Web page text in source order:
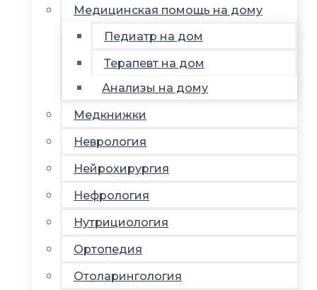
Медицинская помощь на дому
Педиатр на дом
Терапевт на дом
Анализы на дому
Медкнижки
Неврология
Нейрохирургия
Нефрология
Нутрициология
Ортопедия
Отоларингология